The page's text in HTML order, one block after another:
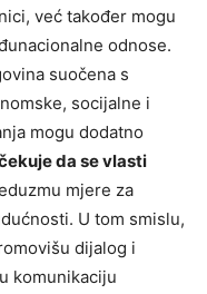
već također mogu
odnose.
suočena s
socijalne i
mogu dodatno
da se vlasti
mjere za
U tom smislu,
dijalog i
komunikaciju